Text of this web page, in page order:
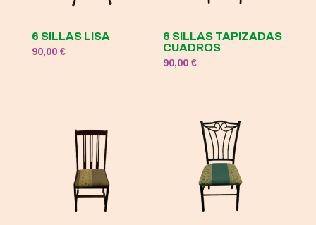
6 SILLAS LISA
90,00 €
6 SILLAS TAPIZADAS
CUADROS
90,00€